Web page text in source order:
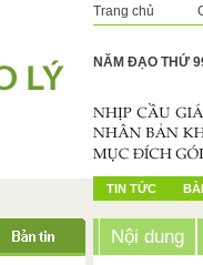
Trang chủ
NĂM ĐẠO THỨ
TIN TỨC
Nội dung